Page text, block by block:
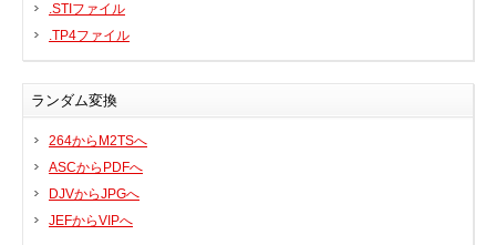
.STIファイル
.TP4ファイル
ランダム変換
264からM2TSへ
ASCからPDFへ
DJVからJPGへ
JEFからVIPへ